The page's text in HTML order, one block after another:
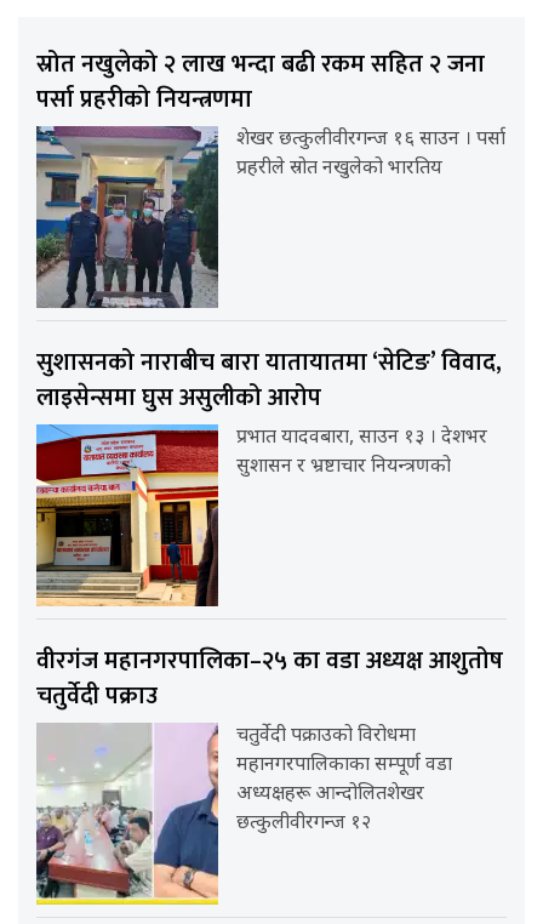
स्रोत नखुलेको २ लाख भन्दा बढी रकम सहित २ जना
पर्सा प्रहरीको नियन्त्रणमा
शेखर छत्कुलीवीरगन्ज १६ साउन । पर्सा
प्रहरीले स्रोत नखुलेको भारतिय
सुशासनको नाराबीच बारा यातायातमा ‘सेटिङ’ विवाद,
लाइसेन्समा घुस असुलीको आरोप
प्रभात यादवबारा, साउन १३ । देशभर
सुशासन र भ्रष्टाचार नियन्त्रणको
वीरगंज महानगरपालिका–२५ का वडा अध्यक्ष आशुतोष
चतुर्वेदी पक्राउ
चतुर्वेदी पक्राउको विरोधमा
महानगरपालिकाका सम्पूर्ण वडा
अध्यक्षहरू आन्दोलितशेखर
छत्कुलीवीरगन्ज १२